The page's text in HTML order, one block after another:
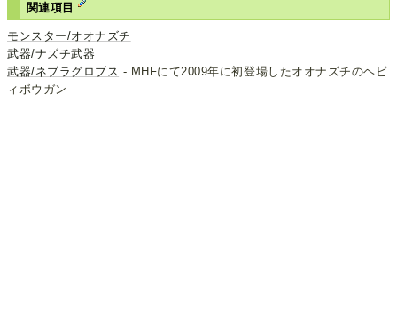
関連項目
モンスター/オオナズチ
武器/ナズチ武器
武器/ネブラグロブス - MHFにて2009年に初登場したオオナズチのヘビ
ィボウガン